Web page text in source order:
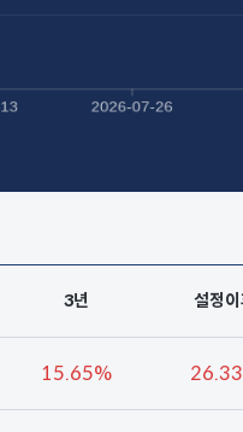
3년 설정
15.65%